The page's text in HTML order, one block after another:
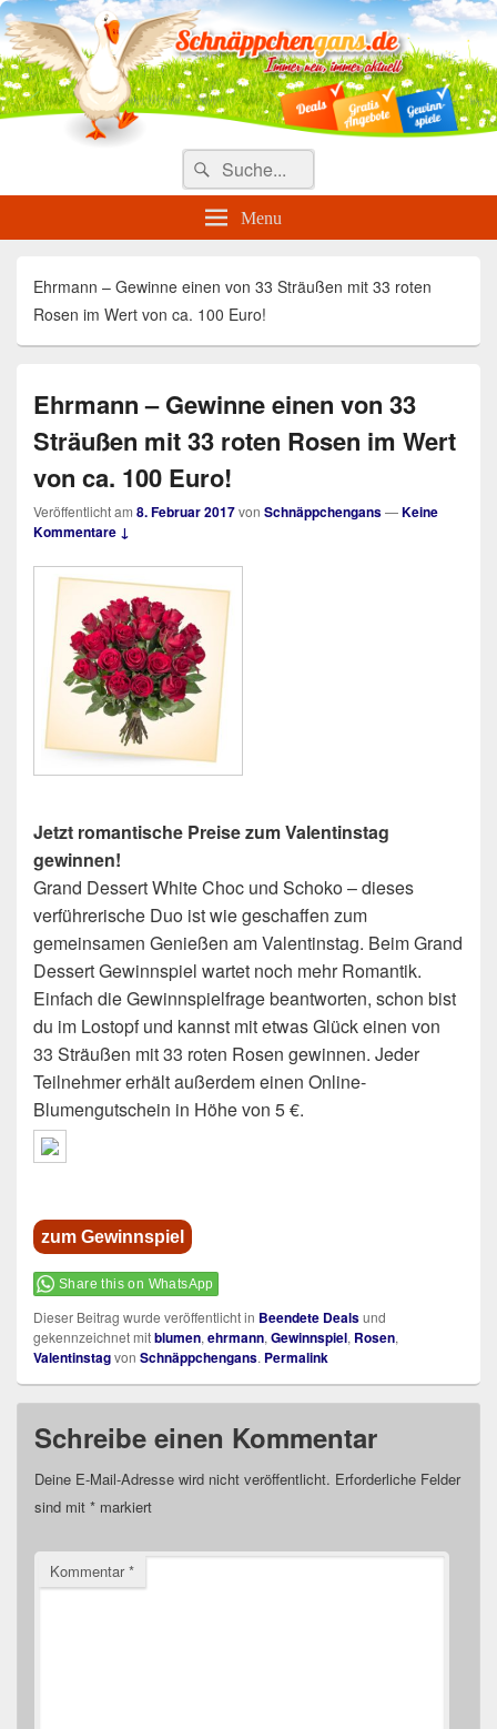
Täglich die besten Gewinnspiele
und Angebote
Search
for:
Suche
Menu
Ehrmann – Gewinne einen von 33 Sträußen mit 33 roten
Rosen im Wert von ca. 100 Euro!
Ehrmann – Gewinne einen von 33
Sträußen mit 33 roten Rosen im Wert
von ca. 100 Euro!
Veröffentlicht am 8. Februar 2017von Schnäppchengans—Keine
Kommentare ↓
Jetzt romantische Preise zum Valentinstag
gewinnen!
Grand Dessert White Choc und Schoko – dieses
verführerische Duo ist wie geschaffen zum
gemeinsamen Genießen am Valentinstag. Beim Grand
Dessert Gewinnspiel wartet noch mehr Romantik.
Einfach die Gewinnspielfrage beantworten, schon bist
du im Lostopf und kannst mit etwas Glück einen von
33 Sträußen mit 33 roten Rosen gewinnen. Jeder
Teilnehmer erhält außerdem einen Online-
Blumengutschein in Höhe von 5 €.
zum Gewinnspiel
Share this on WhatsApp
Dieser Beitrag wurde veröffentlicht in Beendete Dealsund
gekennzeichnet mitblumen, ehrmann, Gewinnspiel, Rosen,
Valentinstagvon Schnäppchengans. Permalink
Schreibe einen Kommentar
Deine E-Mail-Adresse wird nicht veröffentlicht. Erforderliche Felder
sind mit * markiert
Kommentar*